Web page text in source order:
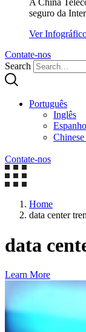
A China
seguro da
Ver
Contate-nos
Search
Português
Inglês
Contate-nos
Home
data center
data
Learn More